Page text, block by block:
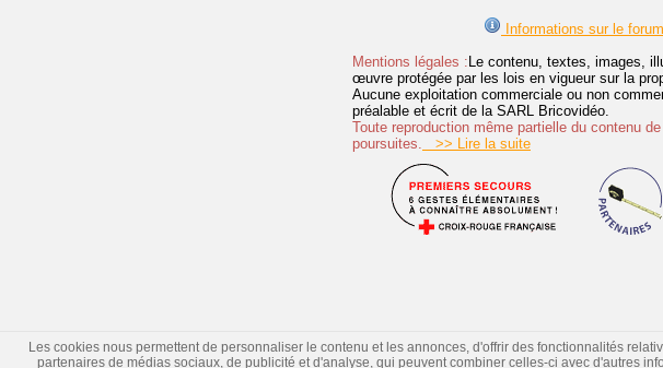
Informations sur le
Mentions légales :Le contenu, textes, images,
œuvre protégée par les lois en vigueur sur la
Aucune exploitation commerciale ou non
préalable et écrit de la SARL Bricovidéo.
Toute reproduction même partielle du contenu
poursuites.
>> Lire la suite
Les cookies nous permettent de personnaliser le contenu et les annonces, d'offrir des fonctionnalités
partenaires de médias sociaux, de publicité et d'analyse, qui peuvent combiner celles-ci avec d'autres